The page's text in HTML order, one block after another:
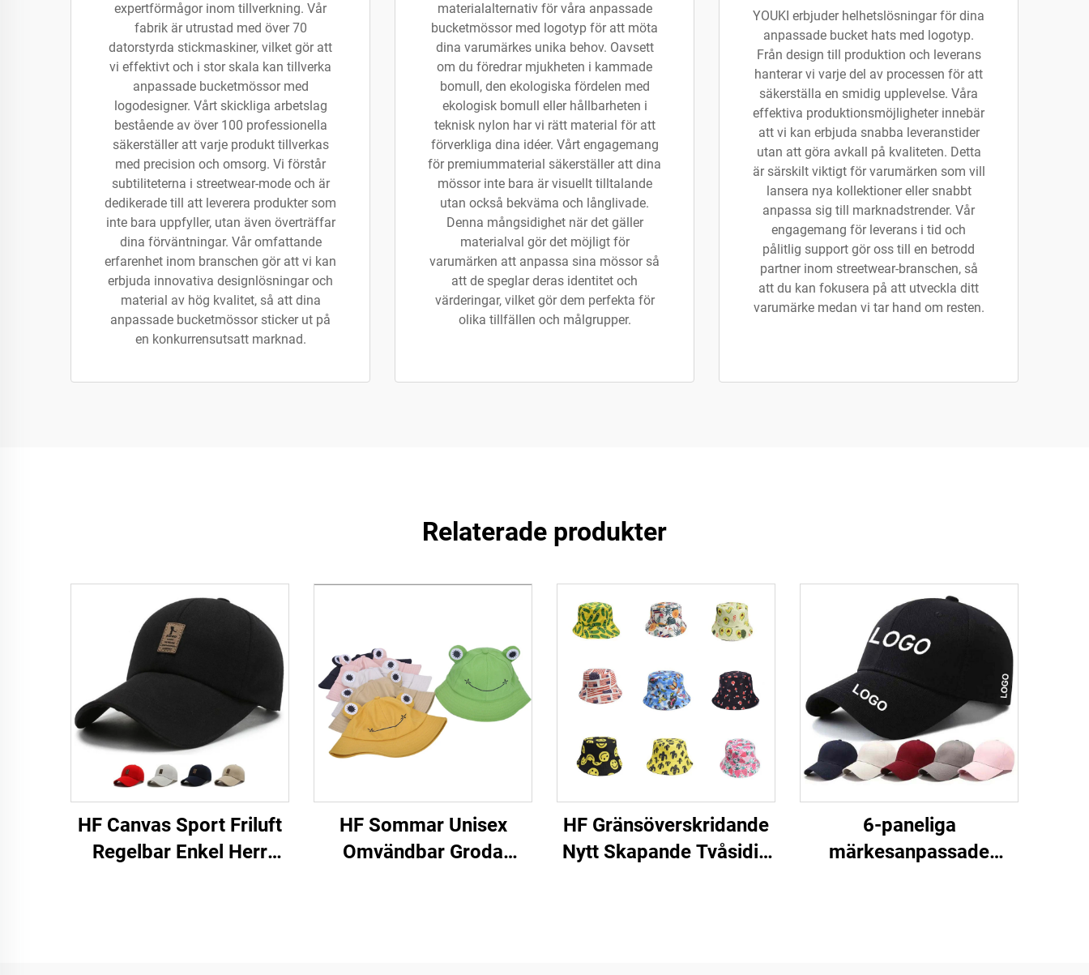
expertförmågor inom tillverkning. Vår
fabrik är utrustad med över 70
datorstyrda stickmaskiner, vilket gör att
vi effektivt och i stor skala kan tillverka
anpassade bucketmössor med
logodesigner. Vårt skickliga arbetslag
bestående av över 100 professionella
säkerställer att varje produkt tillverkas
med precision och omsorg. Vi förstår
subtiliteterna i streetwear-mode och är
dedikerade till att leverera produkter som
inte bara uppfyller, utan även överträffar
dina förväntningar. Vår omfattande
erfarenhet inom branschen gör att vi kan
erbjuda innovativa designlösningar och
material av hög kvalitet, så att dina
anpassade bucketmössor sticker ut på
en konkurrensutsatt marknad.
materialalternativ för våra anpassade
bucketmössor med logotyp för att möta
dina varumärkes unika behov. Oavsett
om du föredrar mjukheten i kammade
bomull, den ekologiska fördelen med
ekologisk bomull eller hållbarheten i
teknisk nylon har vi rätt material för att
förverkliga dina idéer. Vårt engagemang
för premiummaterial säkerställer att dina
mössor inte bara är visuellt tilltalande
utan också bekväma och långlivade.
Denna mångsidighet när det gäller
materialval gör det möjligt för
varumärken att anpassa sina mössor så
att de speglar deras identitet och
värderingar, vilket gör dem perfekta för
olika tillfällen och målgrupper.
YOUKI erbjuder helhetslösningar för dina
anpassade bucket hats med logotyp.
Från design till produktion och leverans
hanterar vi varje del av processen för att
säkerställa en smidig upplevelse. Våra
effektiva produktionsmöjligheter innebär
att vi kan erbjuda snabba leveranstider
utan att göra avkall på kvaliteten. Detta
är särskilt viktigt för varumärken som vill
lansera nya kollektioner eller snabbt
anpassa sig till marknadstrender. Vår
engagemang för leverans i tid och
pålitlig support gör oss till en betrodd
partner inom streetwear-branschen, så
att du kan fokusera på att utveckla ditt
varumärke medan vi tar hand om resten.
Relaterade produkter
HF Canvas Sport Friluft
Regelbar Enkel Herr
HF Sommar Unisex
Omvändbar Groda
HF Gränsöverskridande
Nytt Skapande Tvåsidig
6-paneliga
märkesanpassade